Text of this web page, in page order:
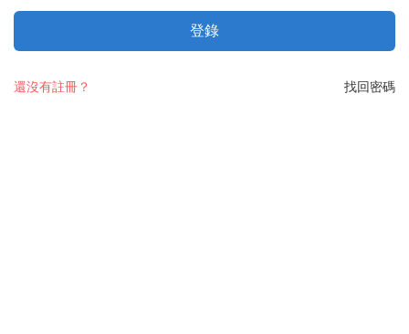
登錄
找回密碼
還沒有註冊？